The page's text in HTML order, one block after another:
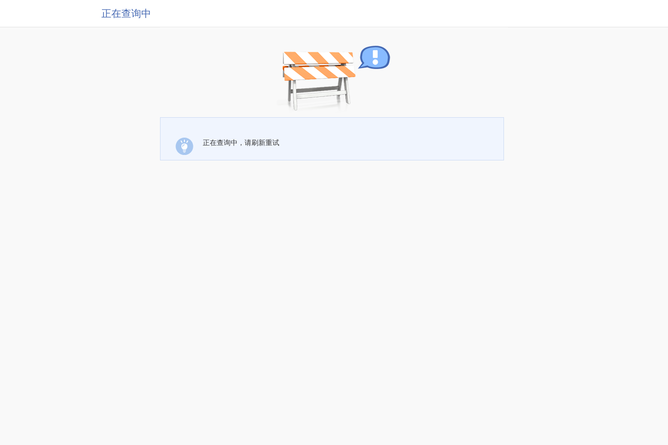
正在查询中
正在查询中，请刷新重试